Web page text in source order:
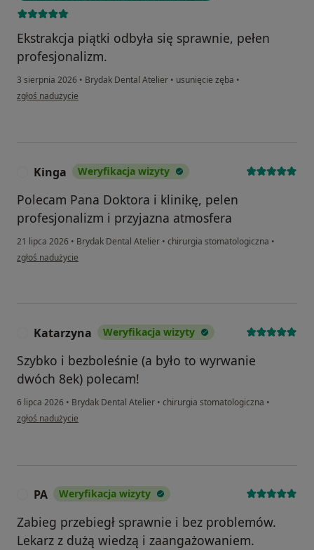
Ekstrakcja piątki odbyła się sprawnie, pełen
profesjonalizm.
3 sierpnia 2026 • Brydak Dental Atelier • usunięcie zęba •
w opinii użytkownika Anna Szemis
zgłoś nadużycie
Kinga Weryfikacja wizyty
Polecam Pana Doktora i klinikę, pelen
profesjonalizm i przyjazna atmosfera
21 lipca 2026 • Brydak Dental Atelier • chirurgia stomatologiczna •
w opinii użytkownika Kinga
zgłoś nadużycie
Katarzyna Weryfikacja wizyty
Szybko i bezboleśnie (a było to wyrwanie
dwóch 8ek) polecam!
6 lipca 2026 • Brydak Dental Atelier • chirurgia stomatologiczna •
w opinii użytkownika Katarzyna
zgłoś nadużycie
PA Weryfikacja wizyty
Zabieg przebiegł sprawnie i bez problemów.
Lekarz z dużą wiedzą i zaangażowaniem.